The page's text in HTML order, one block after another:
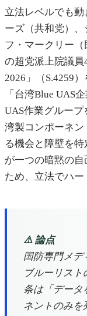
立法レベルでも
ーズ（共和党）
フ・マークリー（
の超党派上院議員
2026」（S.4259
「台湾Blue UAS
UAS作業グルー
湾製コンポーネ
る機会と障壁を
が一つの暗黙の
ため、立法でハー
⚠️ 論点
国防専門メデ
ブルーリスト
条は「データ
ネントのみを